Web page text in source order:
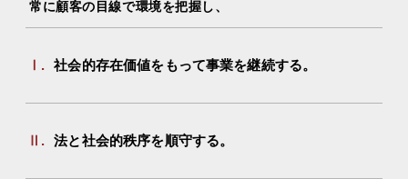
常に顧客の目線で環境を把握し、
Ⅰ. 社会的存在価値をもって事業を継続する。
Ⅱ. 法と社会的秩序を順守する。